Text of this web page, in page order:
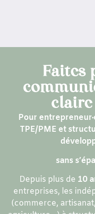
Faites
Pour
TPE/PME et
sans
Depuis plus de 10
entreprises, les
(commerce,